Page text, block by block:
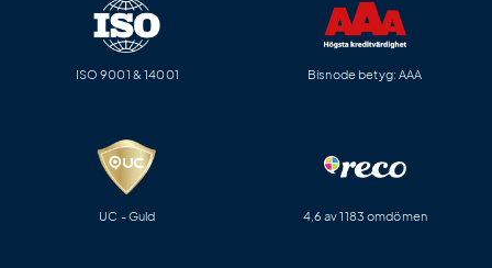
ISO 9001 & 14001 Bisnode betyg: AAA
UC - Guld 4,6 av 1183 omdömen